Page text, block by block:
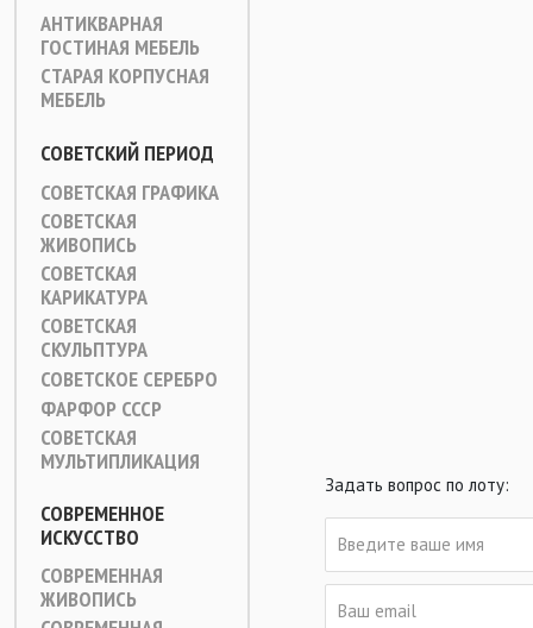
АНТИКВАРНАЯ
ГОСТИНАЯ МЕБЕЛЬ
СТАРАЯ КОРПУСНАЯ
МЕБЕЛЬ
СОВЕТСКИЙ ПЕРИОД
СОВЕТСКАЯ ГРАФИКА
СОВЕТСКАЯ
ЖИВОПИСЬ
СОВЕТСКАЯ
КАРИКАТУРА
СОВЕТСКАЯ
СКУЛЬПТУРА
СОВЕТСКОЕ СЕРЕБРО
ФАРФОР СССР
СОВЕТСКАЯ
МУЛЬТИПЛИКАЦИЯ
СОВРЕМЕННОЕ
ИСКУССТВО
СОВРЕМЕННАЯ
ЖИВОПИСЬ
Задать вопрос по лоту: